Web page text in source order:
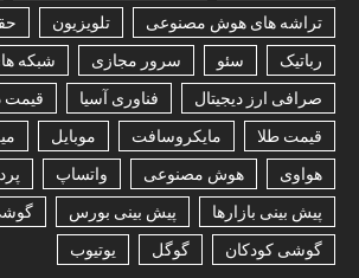
تراشه های هوش مصنوعی
تلویزیون
رباتیک
سئو سرور مجازی
شبکه
صرافی ارز دیجیتال
فناوری آسیا قیمت
قیمت طلا
مایکروسافت موبایل
هواوی
هوش مصنوعی واتساپ
پیش بینی بازارها
پیش بینی بورس
گوشی کودکان
گوگل یوتیوب